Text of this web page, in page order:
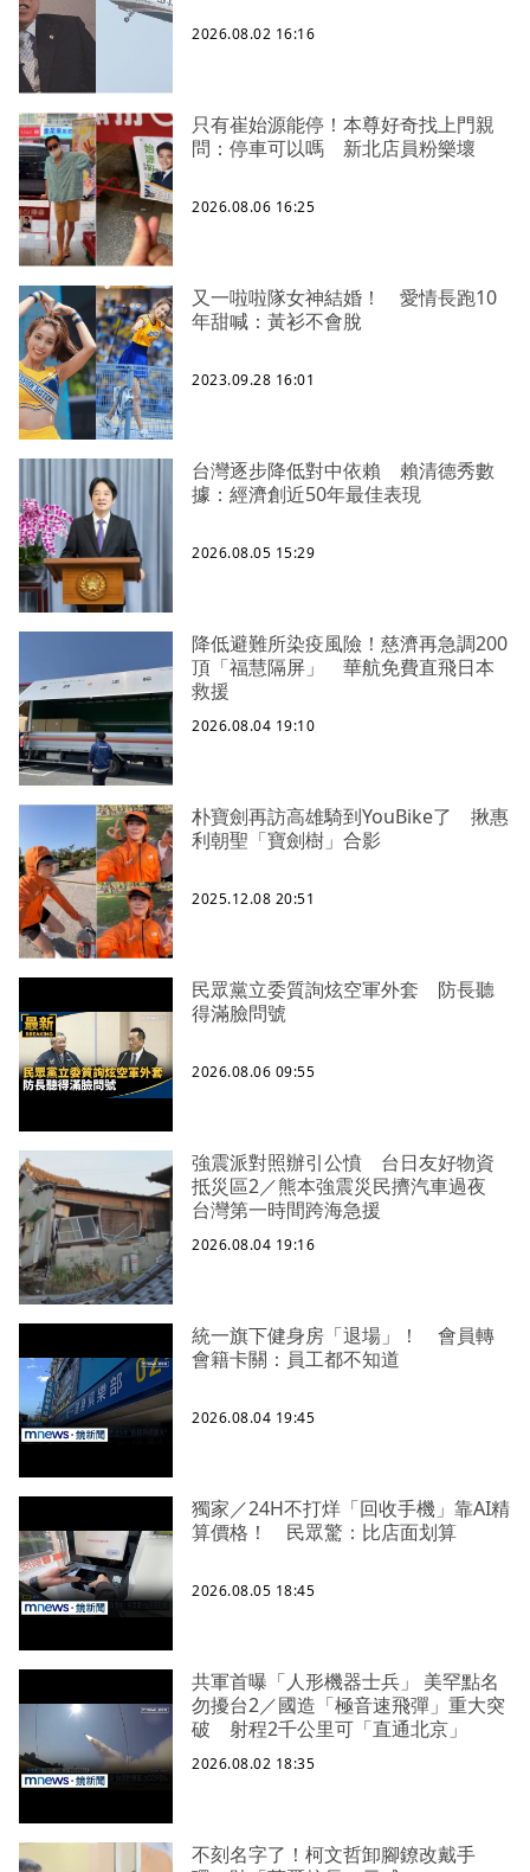
2026.08.02 16:16
只有崔始源能停！本尊好奇找上門親
問：停車可以嗎 新北店員粉樂壞
2026.08.06 16:25
又一啦啦隊女神結婚！ 愛情長跑10
年甜喊：黃衫不會脫
2023.09.28 16:01
台灣逐步降低對中依賴 賴清德秀數
據：經濟創近50年最佳表現
2026.08.05 15:29
降低避難所染疫風險！慈濟再急調200
頂「福慧隔屏」 華航免費直飛日本
救援
2026.08.04 19:10
朴寶劍再訪高雄騎到YouBike了 揪惠
利朝聖「寶劍樹」合影
2025.12.08 20:51
民眾黨立委質詢炫空軍外套 防長聽
得滿臉問號
2026.08.06 09:55
強震派對照辦引公憤 台日友好物資
抵災區2／熊本強震災民擠汽車過夜
台灣第一時間跨海急援
2026.08.04 19:16
統一旗下健身房「退場」！ 會員轉
會籍卡關：員工都不知道
2026.08.04 19:45
獨家／24H不打烊「回收手機」靠AI精
算價格！ 民眾驚：比店面划算
2026.08.05 18:45
共軍首曝「人形機器士兵」 美罕點名
勿擾台2／國造「極音速飛彈」重大突
破 射程2千公里可「直通北京」
2026.08.02 18:35
不刻名字了！柯文哲卸腳鐐改戴手